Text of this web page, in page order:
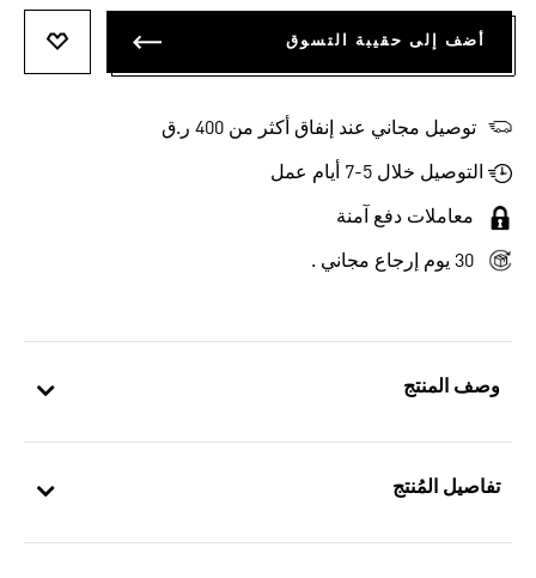
وصف المنتج
تفاصيل المُنتج
أضف إلى حقيبة التسوق
توصيل مجاني عند إنفاق أكثر من 400 ر.ق
التوصيل خلال 5-7 أيام عمل
معاملات دفع آمنة